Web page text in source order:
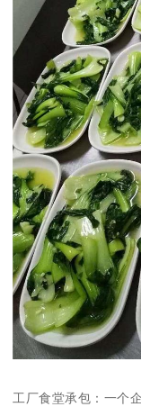
工厂食堂承包：一个